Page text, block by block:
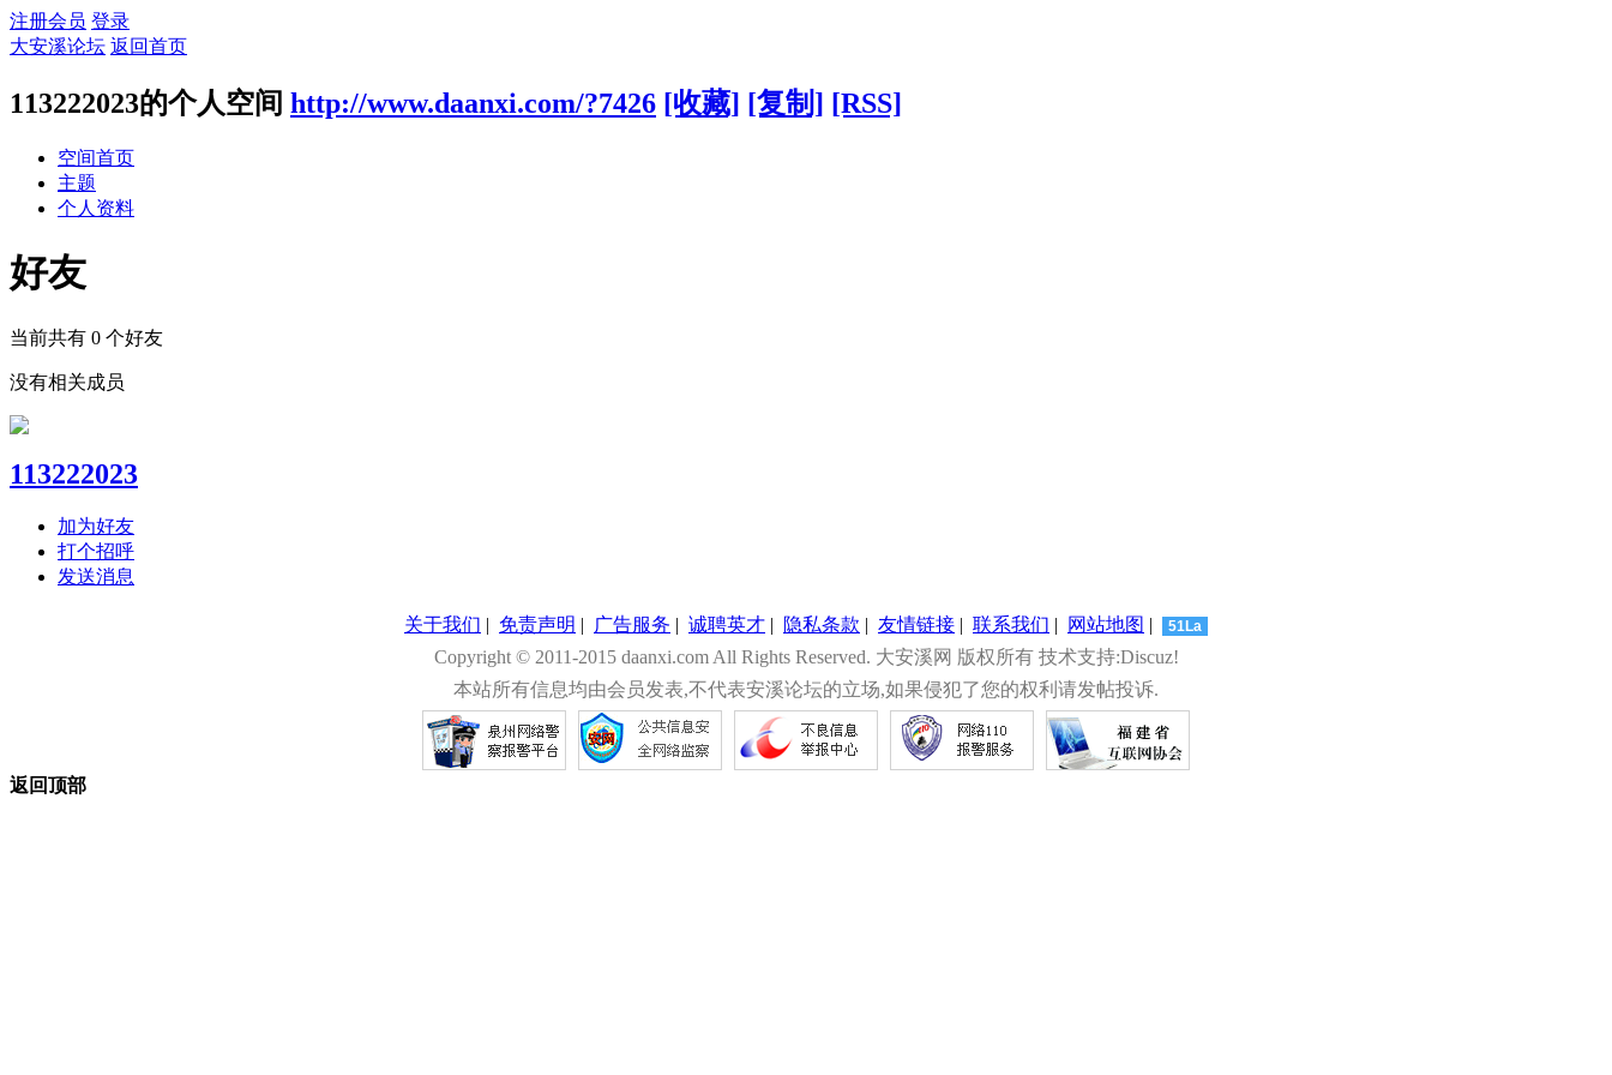
注册会员 登录
大安溪论坛 返回首页
113222023的个人空间 http://www.daanxi.com/?7426 [收藏] [复制] [RSS]
空间首页
主题
个人资料
好友
当前共有 0 个好友
没有相关成员
113222023
加为好友
打个招呼
发送消息
关于我们 | 免责声明 | 广告服务 | 诚聘英才 | 隐私条款 | 友情链接 | 联系我们 | 网站地图 | 51La
Copyright © 2011-2015 daanxi.com All Rights Reserved. 大安溪网 版权所有 技术支持:Discuz!
本站所有信息均由会员发表,不代表安溪论坛的立场,如果侵犯了您的权利请发帖投诉.
返回顶部